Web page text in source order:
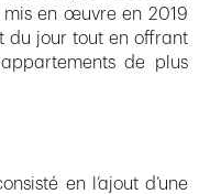
en œuvre en 2019
du jour tout en offrant
de plus
en l’ajout d’une